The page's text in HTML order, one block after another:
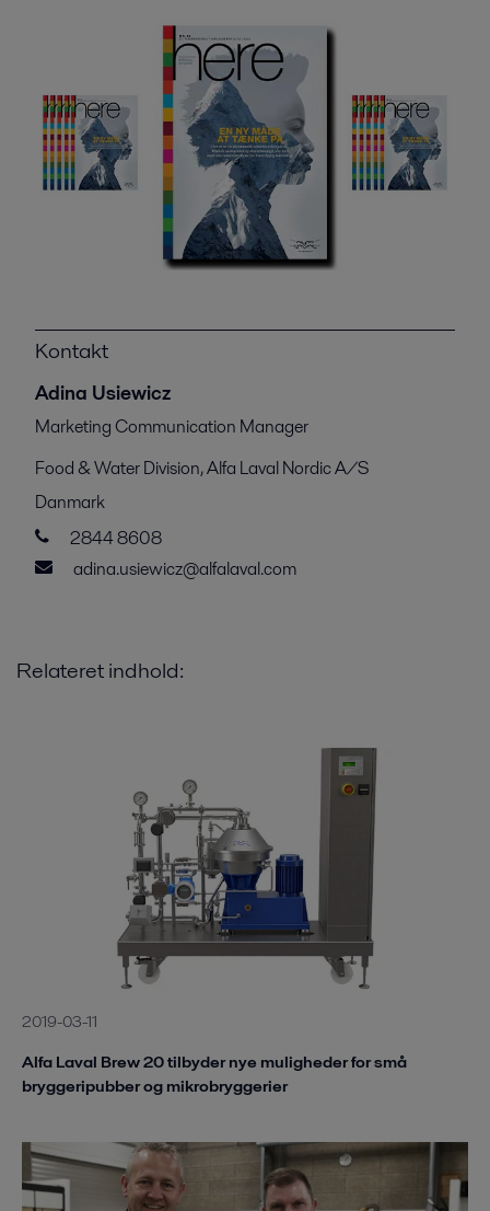
Kontakt
Adina Usiewicz
Marketing Communication Manager
Food & Water Division, Alfa Laval Nordic A/S
Danmark
2844 8608
adina.usiewicz@alfalaval.com
Relateret indhold:
2019-03-11
Alfa Laval Brew 20 tilbyder nye muligheder for små
bryggeripubber og mikrobryggerier